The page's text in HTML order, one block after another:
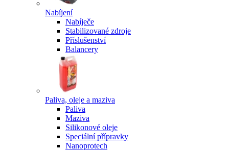
Nabíjení
Nabíječe
Stabilizované zdroje
Příslušenství
Balancery
Paliva, oleje a maziva
Paliva
Maziva
Silikonové oleje
Speciální přípravky
Nanoprotech